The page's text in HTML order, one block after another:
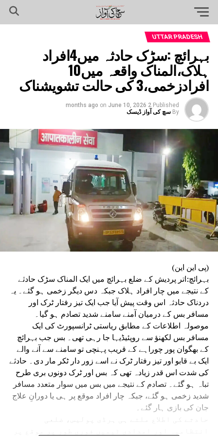
UTTAR PRADESH
بہرائچ :سڑک حادثہ میں4افراد
ہلاک،المناک واقعہ میں10
افرادزخمی،3 کی حالت تشویشناک
Published
2 months ago
on June 10, 2026
By سچ کی آواز ڈیسک
(پی این این)
بہرائچ:اتر پردیش کے ضلع بہرائچ میں ایک المناک سڑک حادثے
کے نتیجے میں چار افراد ہلاک جبکہ دس دیگر زخمی ہو گئے۔ یہ
دردناک حادثہ اس وقت پیش آیا جب ایک تیز رفتار ٹرک اور
مسافر بس کے درمیان آمنے سامنے شدید تصادم ہو گیا۔
موصولہ اطلاعات کے مطابق ریاستی ٹرانسپورٹ کی ایک
مسافر بس لکھنؤ سے روپئیڈیہا جا رہی تھی۔ بس جب بہرائچ
کے بھگوان پور چوراہے کے قریب پہنچی تو سامنے سے آنے والے
ایک بے قابو اور تیز رفتار ٹرک نے اسے زور دار ٹکر مار دی۔ حادثے
کی شدت اس قدر زیادہ تھی کہ بس اور ٹرک دونوں بری طرح
تباہ ہو گئے۔ تصادم کے نتیجے میں بس میں سوار متعدد مسافر
شدید زخمی ہو گئے، جبکہ چار افراد موقع پر ہی یا دورانِ علاج
جان کی بازی ہار گئے۔
حادثے کی اطلاع ملتے ہی ہرڈی پولیس، ضلعی